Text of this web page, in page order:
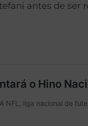
antes de ser